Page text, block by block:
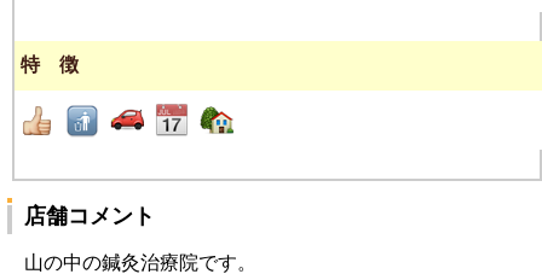
特 徴
店舗コメント
山の中の鍼灸治療院です。